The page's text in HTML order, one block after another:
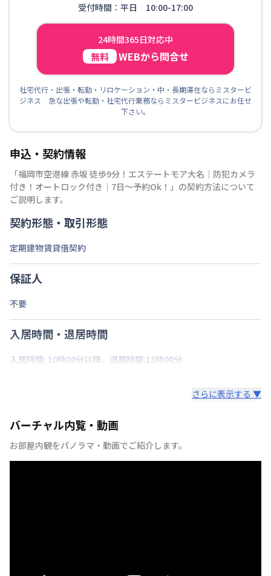
受付時間：平日 10:00-17:00
24時間365日対応中
無料 WEBから問合せ
社宅代行・出張・転勤・リロケーション・中・長期滞在ならミスタービ
ジネス 急な出張や転勤・社宅代行業務ならミスタービジネスにお任せ
下さい。
申込・契約情報
「福岡市空港線 赤坂 徒歩9分！エステートモア大名｜防犯カメラ
付き！オートロック付き｜7日～予約Ok！ 」の契約方法について
ご説明します。
契約形態・取引形態
定期建物賃貸借契約
保証人
不要
入居時間・退居時間
入居時間: 10時00分以降、退居時間:13時00分
さらに表示する ▼
バーチャル内覧・動画
お部屋内観をパノラマ・動画でご紹介します。